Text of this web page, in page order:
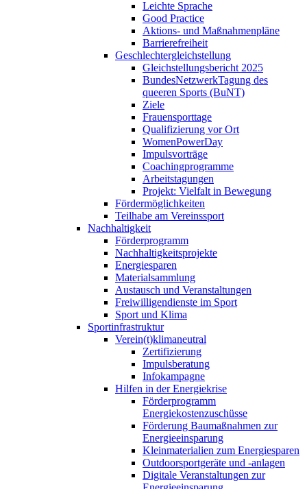
Leichte Sprache
Good Practice
Aktions- und Maßnahmenpläne
Barrierefreiheit
Geschlechtergleichstellung
Gleichstellungsbericht 2025
BundesNetzwerkTagung des
queeren Sports (BuNT)
Ziele
Frauensporttage
Qualifizierung vor Ort
WomenPowerDay
Impulsvorträge
Coachingprogramme
Arbeitstagungen
Projekt: Vielfalt in Bewegung
Fördermöglichkeiten
Teilhabe am Vereinssport
Nachhaltigkeit
Förderprogramm
Nachhaltigkeitsprojekte
Energiesparen
Materialsammlung
Austausch und Veranstaltungen
Freiwilligendienste im Sport
Sport und Klima
Sportinfrastruktur
Verein(t)klimaneutral
Zertifizierung
Impulsberatung
Infokampagne
Hilfen in der Energiekrise
Förderprogramm
Energiekostenzuschüsse
Förderung Baumaßnahmen zur
Energieeinsparung
Kleinmaterialien zum Energiesparen
Outdoorsportgeräte und -anlagen
Digitale Veranstaltungen zur